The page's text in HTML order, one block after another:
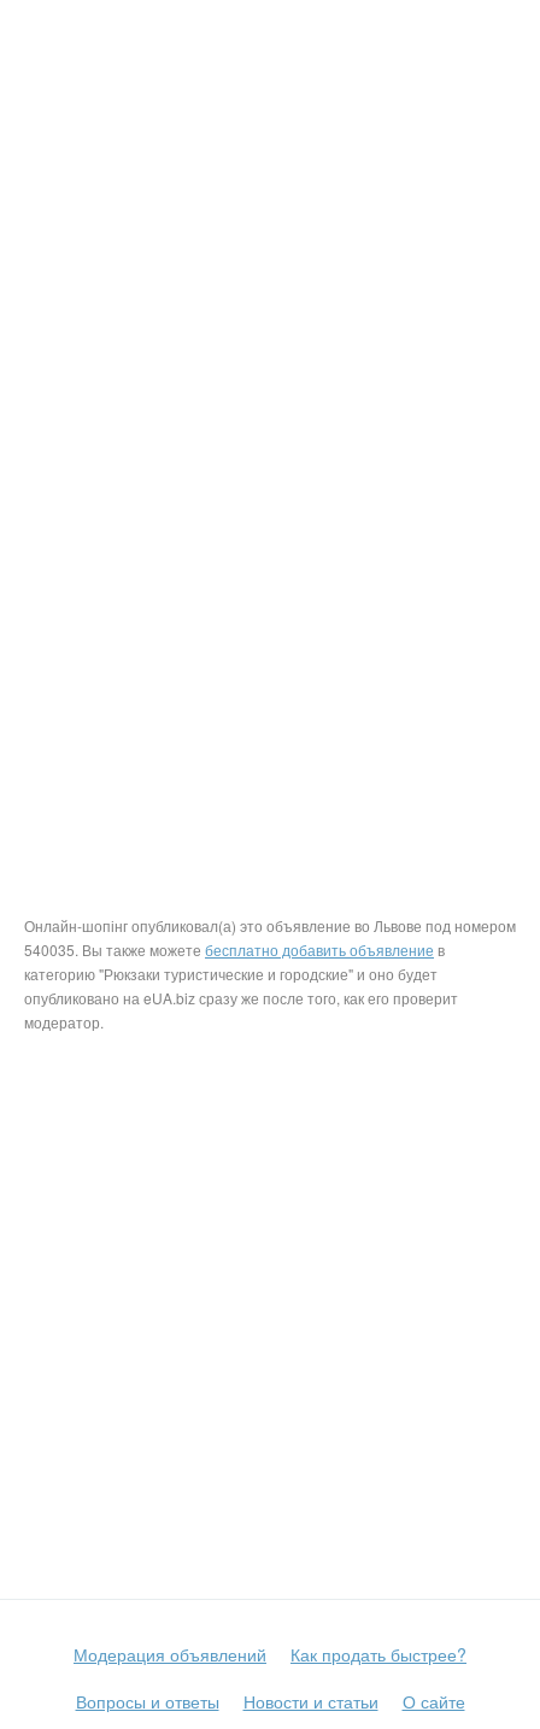
Онлайн-шопінг опубликовал(а) это объявление во Львове под номером
540035. Вы также можете бесплатно добавить объявление в
категорию "Рюкзаки туристические и городские" и оно будет
опубликовано на eUA.biz сразу же после того, как его проверит
модератор.
Модерация объявлений
Как продать быстрее?
Вопросы и ответы
Новости и статьи
О сайте